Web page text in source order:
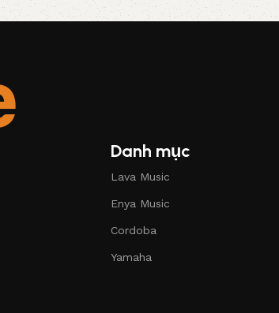
Danh mục
Lava Music
Enya Music
Cordoba
Yamaha